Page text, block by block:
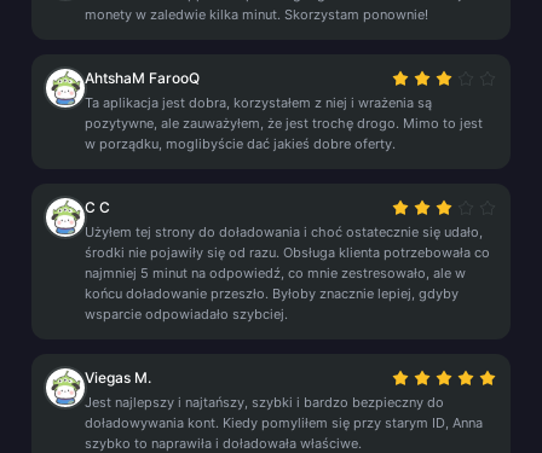
monety w zaledwie kilka minut. Skorzystam ponownie!
AhtshaM FarooQ
Ta aplikacja jest dobra, korzystałem z niej i wrażenia są
pozytywne, ale zauważyłem, że jest trochę drogo. Mimo to jest
w porządku, moglibyście dać jakieś dobre oferty.
C C
Użyłem tej strony do doładowania i choć ostatecznie się udało,
środki nie pojawiły się od razu. Obsługa klienta potrzebowała co
najmniej 5 minut na odpowiedź, co mnie zestresowało, ale w
końcu doładowanie przeszło. Byłoby znacznie lepiej, gdyby
wsparcie odpowiadało szybciej.
Viegas M.
Jest najlepszy i najtańszy, szybki i bardzo bezpieczny do
doładowywania kont. Kiedy pomyliłem się przy starym ID, Anna
szybko to naprawiła i doładowała właściwe.